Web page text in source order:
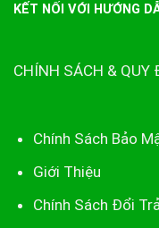
KẾT NỐI VỚI HƯỚNG
CHÍNH SÁCH & QUY
Chính Sách Bảo
Giới Thiệu
Chính Sách Đổi